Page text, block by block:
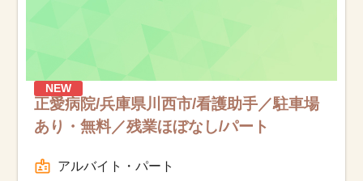
人材をお探しの医療機関・企業様
運営会社
NEW
正愛病院/兵庫県川西市/看護助手／駐車場
あり・無料／残業ほぼなし/パート
アルバイト・パート